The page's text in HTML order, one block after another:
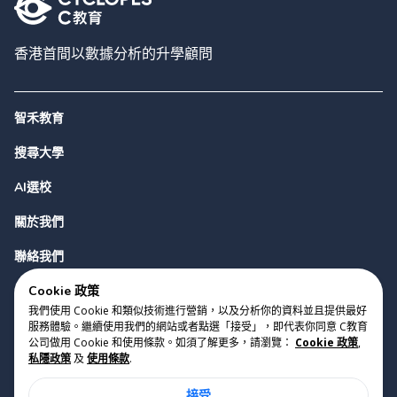
香港首間以數據分析的升學顧問
智禾教育
搜尋大學
AI選校
關於我們
聯絡我們
版權 2023 Cyclopes® •
Cookie 政策
我們使用 Cookie 和類似技術進行營銷，以及分析你的資料並且提供最好
服務體驗。繼續使用我們的網站或者點選「接受」，即代表你同意 C教育
公司做用 Cookie 和使用條款。如須了解更多，請瀏覽： Cookie 政策,
私隱政策及 使用條款.